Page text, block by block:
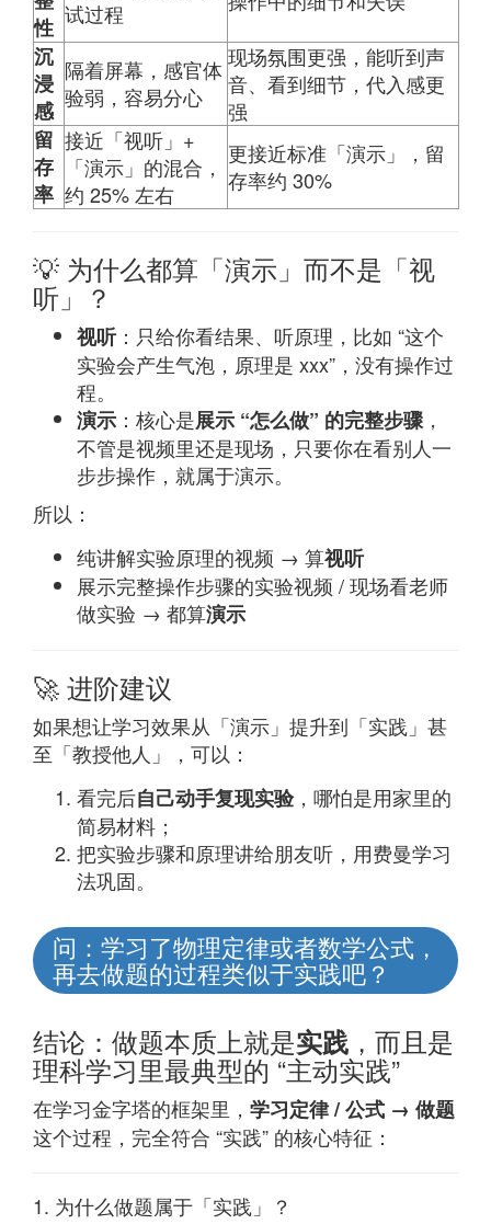
性 试过程
沉
浸
感
隔着屏幕，感官体
验弱，容易分心
现场氛围更强，能听到声
音、看到细节，代入感更
强
留
存
率
接近「视听」+
「演示」的混合，
约 25% 左右
更接近标准「演示」，留
存率约 30%
💡 为什么都算「演示」而不是「视
听」？
视听：只给你看结果、听原理，比如 “这个
实验会产生气泡，原理是 xxx”，没有操作过
程。
演示 ：核心是展示 “怎么做” 的完整步骤 ，
不管是视频里还是现场，只要你在看别人一
步步操作，就属于演示。
所以：
纯讲解实验原理的视频 → 算视听
展示完整操作步骤的实验视频 / 现场看老师
做实验 → 都算演示
🚀 进阶建议
如果想让学习效果从「演示」提升到「实践」甚
至「教授他人」，可以：
看完后自己动手复现实验，哪怕是用家里的
简易材料；
把实验步骤和原理讲给朋友听，用费曼学习
法巩固。
问：学习了物理定律或者数学公式，
再去做题的过程类似于实践吧？
结论：做题本质上就是实践 ，而且是
理科学习里最典型的 “主动实践”
在学习金字塔的框架里， 学习定律 / 公式 → 做题
这个过程，完全符合 “实践” 的核心特征：
1. 为什么做题属于「实践」？